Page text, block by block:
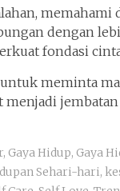
dengan
fondasi
meminta
, Gaya Hidup, Gaya
Sehari-hari,